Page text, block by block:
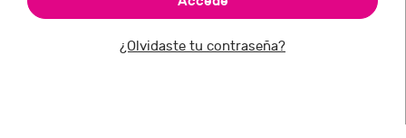
¿Olvidaste tu contraseña?